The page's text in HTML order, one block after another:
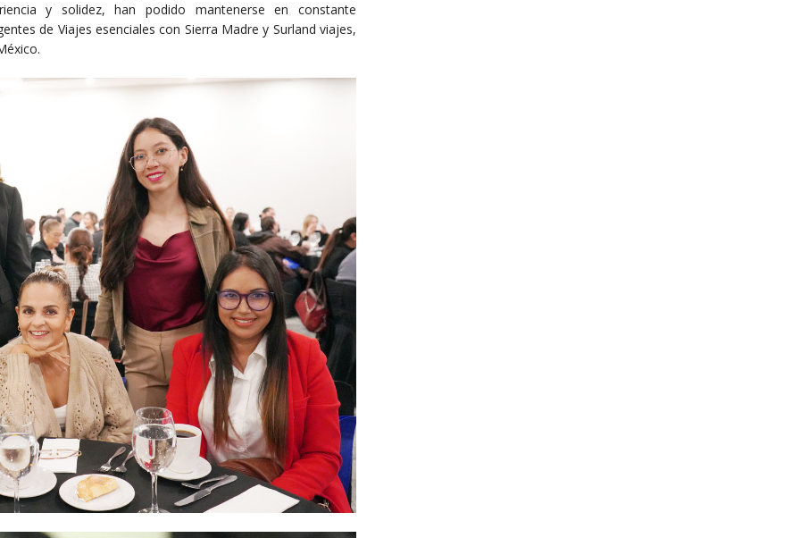
y solidez, han podido mantenerse en constante
de Viajes esenciales con Sierra Madre y Surland viajes,